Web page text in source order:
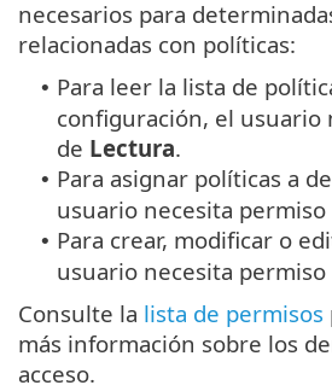
necesarios para
relacionadas con políticas:
• Para leer la lista de
configuración, el usuario
de Lectura.
• Para asignar políticas a
usuario necesita permiso
• Para crear, modificar o
usuario necesita permiso
Consulte la lista de permisos
más información sobre los
acceso.